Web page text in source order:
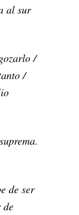
al sur
/
/
de ser
de